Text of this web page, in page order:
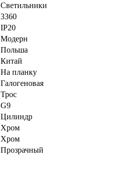
Светильники
3360
IP20
Модерн
Польша
Китай
На планку
Галогеновая
Трос
G9
Цилиндр
Хром
Хром
Прозрачный